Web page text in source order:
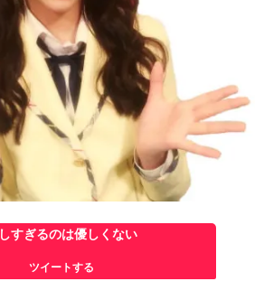
すぎるのは優しくない
ツイートする